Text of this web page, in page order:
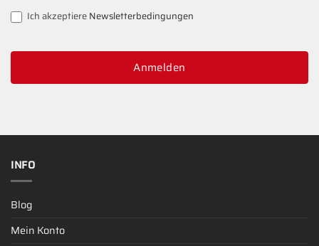
Ich akzeptiereNewsletterbedingungen
Anmelden
INFO
Blog
Mein Konto